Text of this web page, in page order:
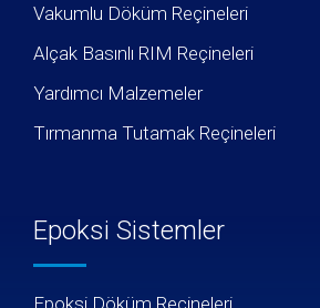
Vakumlu Döküm Reçineleri
Alçak Basınlı RIM Reçineleri
Yardımcı Malzemeler
Tırmanma Tutamak Reçineleri
Epoksi Sistemler
Epoksi Döküm Reçineleri